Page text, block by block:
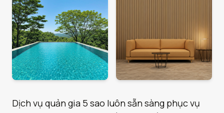
Dịch vụ quản gia 5 sao luôn sẵn sàng phục vụ